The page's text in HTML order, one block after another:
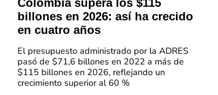
billones en 2026: así ha crecido
en cuatro años
El presupuesto administrado por la ADRES
pasó de $71,6 billones en 2022 a más de
$115 billones en 2026, reflejando un
crecimiento superior al 60 %